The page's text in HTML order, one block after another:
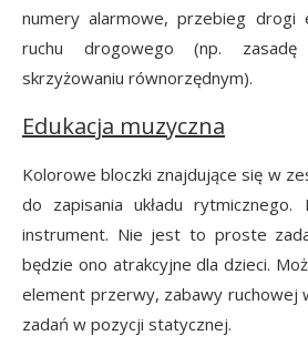
numery alarmowe, przebieg drogi
ruchu drogowego (np. zasadę
skrzyżowaniu równorzędnym).
Edukacja muzyczna
Kolorowe bloczki znajdujące się w
do zapisania układu
instrument. Nie jest to proste
będzie ono atrakcyjne dla dzieci.
element przerwy, zabawy ruchowej
zadań w pozycji statycznej.